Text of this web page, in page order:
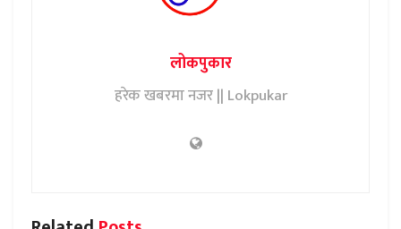
लोकपुकार
हरेक खबरमा नजर || Lokpukar